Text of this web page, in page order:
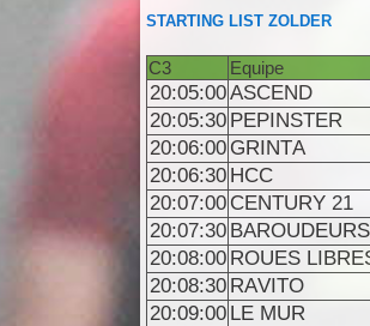
STARTING LIST ZOLDER
C3 Equipe
20:05:00ASCEND
20:05:30 PEPINSTER
20:06:00 GRINTA
20:06:30 HCC
20:07:00 CENTURY 21
20:07:30 BAROUDEURS
20:08:00 ROUES
20:08:30 RAVITO
20:09:00 LE MUR